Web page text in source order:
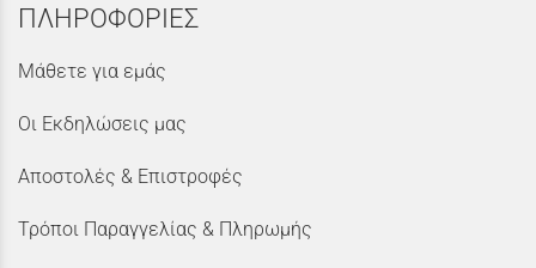
ΠΛΗΡΟΦΟΡΙΕΣ
Μάθετε για εμάς
Οι Εκδηλώσεις μας
Αποστολές & Επιστροφές
Τρόποι Παραγγελίας & Πληρωμής